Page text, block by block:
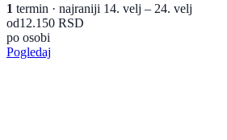
1 termin · najraniji 14. velj – 24. velj
od12.150 RSD
po osobi
Pogledaj